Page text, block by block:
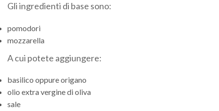
Gli ingredienti di base sono:
pomodori
mozzarella
A cui potete aggiungere:
basilico oppure origano
olio extra vergine di oliva
sale